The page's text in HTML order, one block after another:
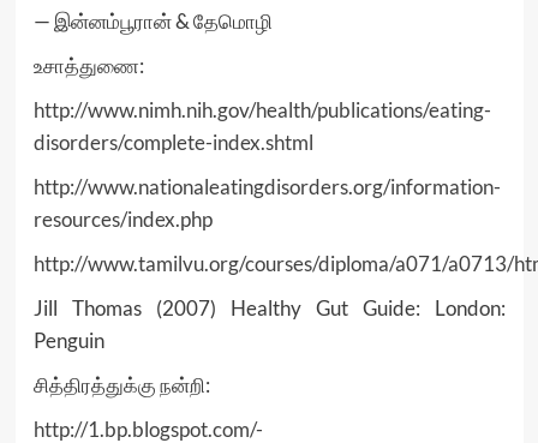
— இன்னம்பூரான் & தேமொழி
உசாத்துணை:
http://www.nimh.nih.gov/health/publications/eating-
disorders/complete-index.shtml
http://www.nationaleatingdisorders.org/information-
resources/index.php
http://www.tamilvu.org/courses/diploma/a071/a0713/
Jill Thomas (2007) Healthy Gut Guide: London:
Penguin
சித்திரத்துக்கு நன்றி:
http://1.bp.blogspot.com/-